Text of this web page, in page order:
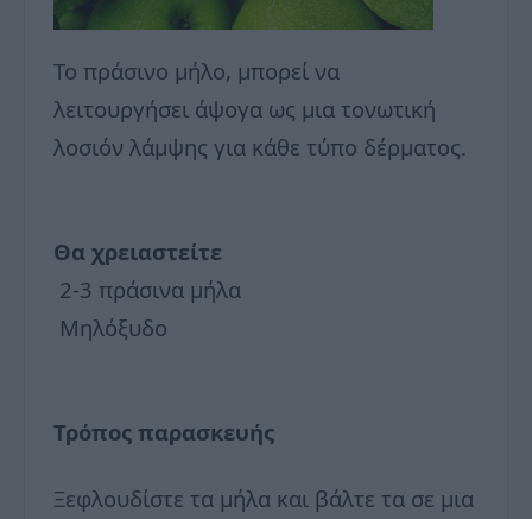
Το πράσινο μήλο, μπορεί να
λειτουργήσει άψογα ως μια τονωτική
λοσιόν λάμψης για κάθε τύπο δέρματος.
Θα χρειαστείτε
2-3 πράσινα μήλα
Μηλόξυδο
Τρόπος παρασκευής
Ξεφλουδίστε τα μήλα και βάλτε τα σε μια